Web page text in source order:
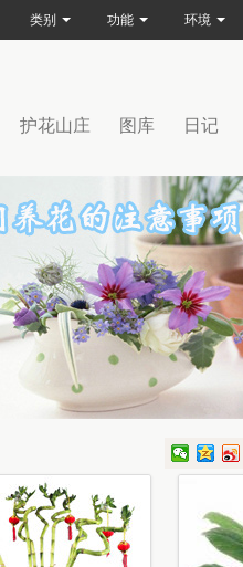
护花山庄 图库 日记
类别 功能 环境